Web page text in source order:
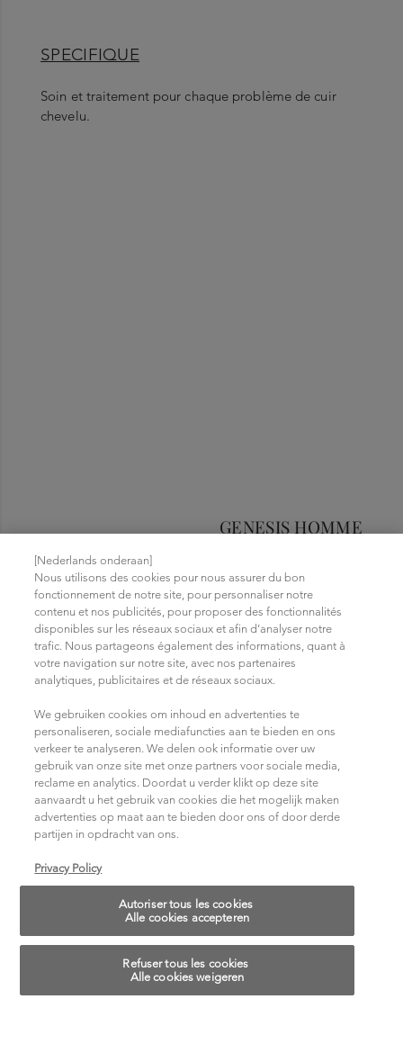
SPECIFIQUE
Soin et traitement pour chaque problème de cuir
chevelu.
GENESIS HOMME
Pour la chute de cheveux et la perte de densité chez
tous les hommes.
[Nederlands onderaan]
Nous utilisons des cookies pour nous assurer du bon
fonctionnement de notre site, pour personnaliser notre
contenu et nos publicités, pour proposer des fonctionnalités
disponibles sur les réseaux sociaux et afin d’analyser notre
trafic. Nous partageons également des informations, quant à
votre navigation sur notre site, avec nos partenaires
analytiques, publicitaires et de réseaux sociaux.
We gebruiken cookies om inhoud en advertenties te
personaliseren, sociale mediafuncties aan te bieden en ons
verkeer te analyseren. We delen ook informatie over uw
gebruik van onze site met onze partners voor sociale media,
reclame en analytics. Doordat u verder klikt op deze site
aanvaardt u het gebruik van cookies die het mogelijk maken
advertenties op maat aan te bieden door ons of door derde
partijen in opdracht van ons.
Privacy Policy
Refuser tous les cookies
Alle cookies weigeren
Autoriser tous les cookies
Alle cookies accepteren